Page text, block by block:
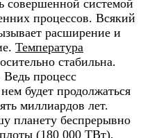
совершенной системой
процессов. Всякий
расширение и
Температура
стабильна.
процесс
будет продолжаться
миллиардов лет.
планету беспрерывно
(180 000 ТВт),